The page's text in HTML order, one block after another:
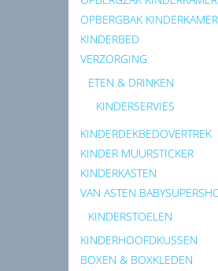
OPBERGBAK KINDERKAMER
KINDERBED
VERZORGING
ETEN & DRINKEN
KINDERSERVIES
KINDERDEKBEDOVERTREK
KINDER MUURSTICKER
KINDERKASTEN
VAN ASTEN
KINDERSTOELEN
KINDERHOOFDKUSSEN
BOXEN & BOXKLEDEN